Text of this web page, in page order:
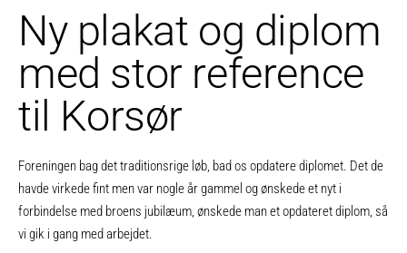
Ny plakat og diplom
med stor reference
til Korsør
Foreningen bag det traditionsrige løb, bad os opdatere diplomet. Det de
havde virkede fint men var nogle år gammel og ønskede et nyt i
forbindelse med broens jubilæum, ønskede man et opdateret diplom, så
vi gik i gang med arbejdet.